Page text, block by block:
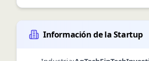
Información de la Startup